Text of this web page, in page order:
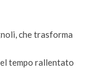
che trasforma
tempo rallentato